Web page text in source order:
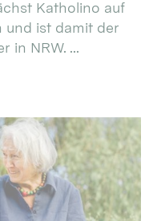
Katholino auf
und ist damit der
in NRW. ...